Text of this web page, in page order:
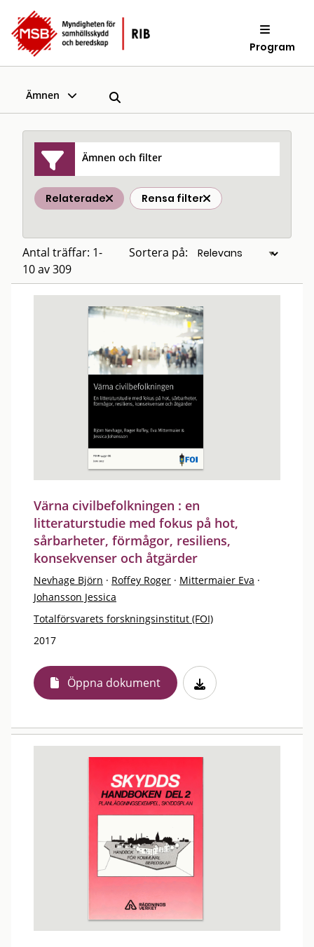
Program
Ämnen
Ämnen och filter
Relaterade Rensa filter
Antal träffar: 1-
10 av 309
Sortera på:
Värna civilbefolkningen : en
litteraturstudie med fokus på hot,
sårbarheter, förmågor, resiliens,
konsekvenser och åtgärder
Nevhage Björn · Roffey Roger · Mittermaier Eva ·
Johansson Jessica
Totalförsvarets forskningsinstitut (FOI)
2017
Öppna dokument